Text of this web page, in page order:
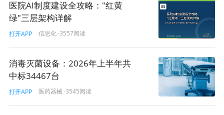
医院AI制度建设全攻略："红黄
绿"三层架构详解
打开APP 信息化 ·3557阅读
消毒灭菌设备：2026年上半年共
中标34467台
打开APP 医药器械 ·3545阅读